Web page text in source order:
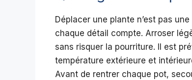
Déplacer une plante n’est pas
chaque détail compte. Arroser
sans risquer la pourriture. Il est
température extérieure et
Avant de rentrer chaque pot,